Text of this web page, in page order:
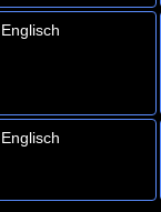
Englisch
Englisch